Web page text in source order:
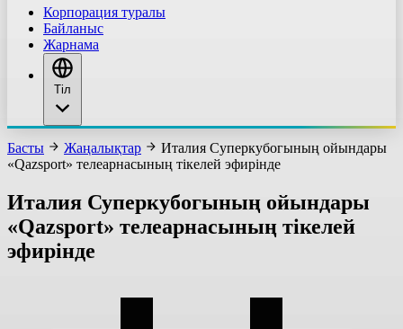
Корпорация туралы
Байланыс
Жарнама
Тіл
Басты Жаңалықтар
Италия Суперкубогының ойындары
«Qazsport» телеарнасының тікелей эфирінде
Италия Суперкубогының ойындары
«Qazsport» телеарнасының тікелей
эфирінде